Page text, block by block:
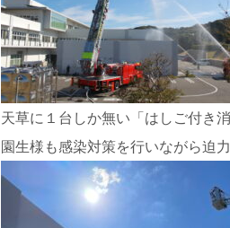
天草に１台しか無い「はしご付き
園生様も感染対策を行いながら迫